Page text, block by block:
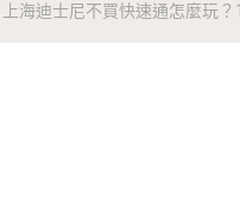
上海迪士尼不買快速通怎麼玩